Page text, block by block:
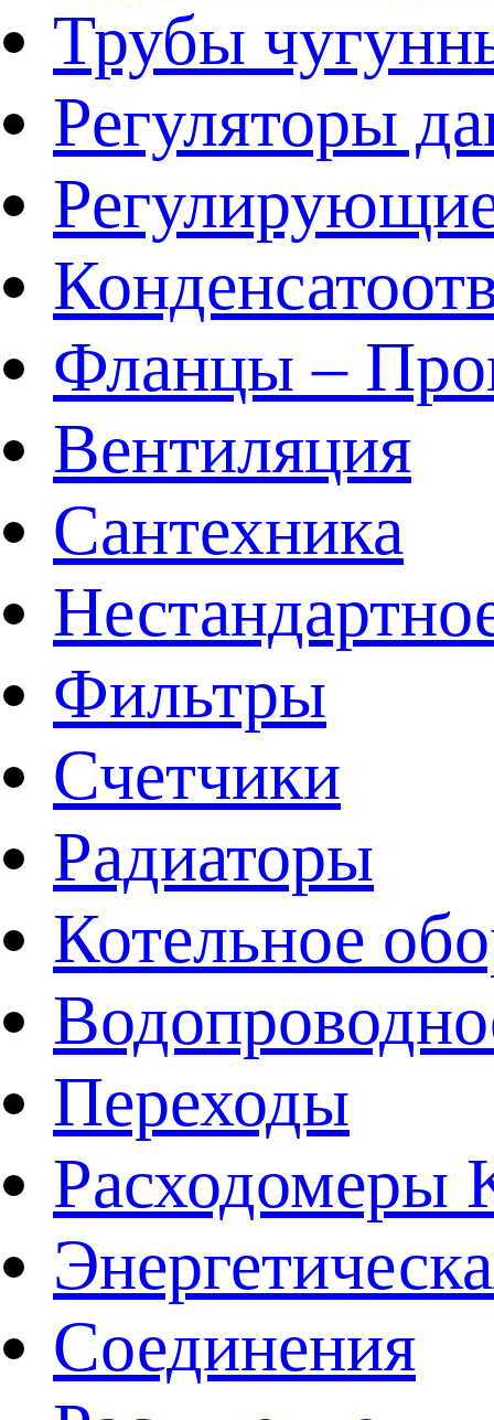
Трубы
Регуляторы
Фланцы –
Вентиляция
Сантехника
Фильтры
Счетчики
Радиаторы
Котельное
Переходы
Расходомеры
Соединения